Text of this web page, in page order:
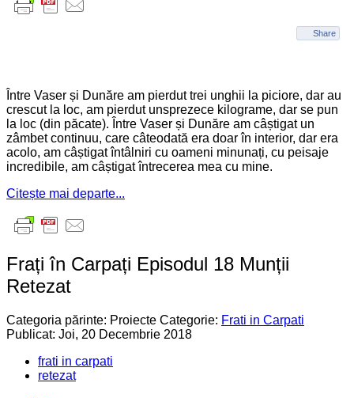
Share
Între Vaser și Dunăre am pierdut trei unghii la piciore, dar au
crescut la loc, am pierdut unsprezece kilograme, dar se pun
la loc (din păcate). Între Vaser și Dunăre am câștigat un
zâmbet continuu, care câteodată era doar în interior, dar era
acolo, am câștigat întâlniri cu oameni minunați, cu peisaje
incredibile, am câștigat întrecerea mea cu mine.
Citește mai departe...
Frați în Carpați Episodul 18 Munții
Retezat
Categoria părinte: Proiecte Categorie: Frati in Carpati
Publicat: Joi, 20 Decembrie 2018
frati in carpati
retezat